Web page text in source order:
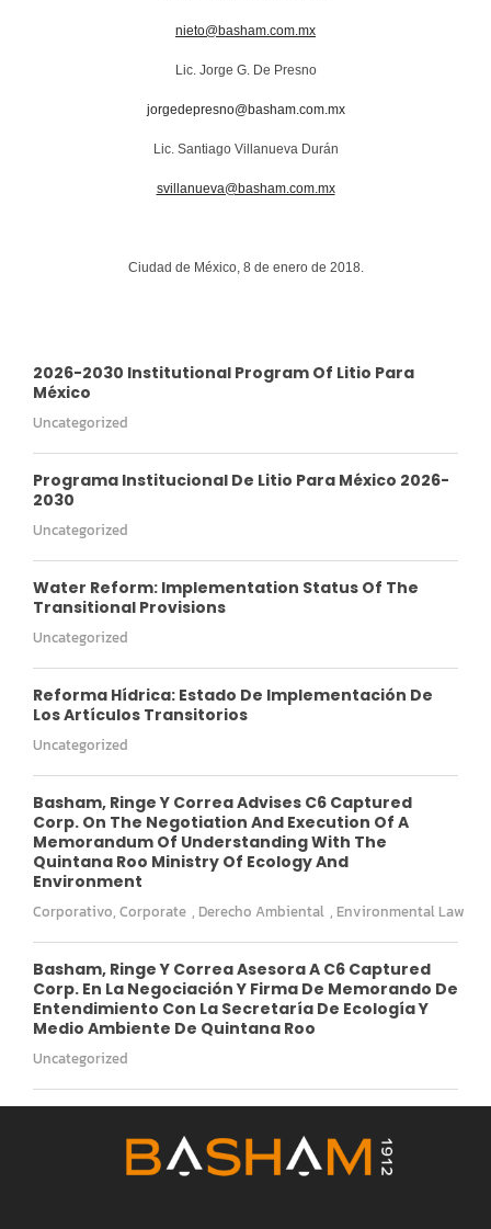
nieto@basham.com.mx
Lic. Jorge G. De Presno
jorgedepresno@basham.com.mx
Lic. Santiago Villanueva Durán
svillanueva@basham.com.mx
Ciudad de México, 8 de enero de 2018.
2026-2030 Institutional Program Of Litio Para
México
Uncategorized
Programa Institucional De Litio Para México 2026-
2030
Uncategorized
Water Reform: Implementation Status Of The
Transitional Provisions
Uncategorized
Reforma Hídrica: Estado De Implementación De
Los Artículos Transitorios
Uncategorized
Basham, Ringe Y Correa Advises C6 Captured
Corp. On The Negotiation And Execution Of A
Memorandum Of Understanding With The
Quintana Roo Ministry Of Ecology And
Environment
Corporativo, Corporate , Derecho Ambiental , Environmental Law
Basham, Ringe Y Correa Asesora A C6 Captured
Corp. En La Negociación Y Firma De Memorando De
Entendimiento Con La Secretaría De Ecología Y
Medio Ambiente De Quintana Roo
Uncategorized